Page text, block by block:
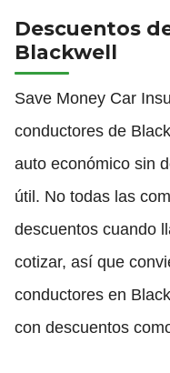
Descuentos
Blackwell
Save Money Car
conductores de
auto económico sin
útil. No todas las
descuentos cuando
cotizar, así que
conductores en
con descuentos